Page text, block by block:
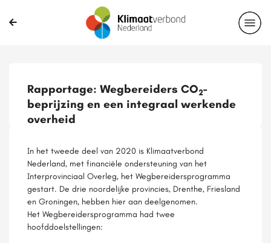
Rapportage: Wegbereiders CO2-
beprijzing en een integraal werkende
overheid
In het tweede deel van 2020 is Klimaatverbond
Nederland, met financiële ondersteuning van het
Interprovinciaal Overleg, het Wegbereidersprogramma
gestart. De drie noordelijke provincies, Drenthe, Friesland
en Groningen, hebben hier aan deelgenomen.
Het Wegbereidersprogramma had twee
hoofddoelstellingen: